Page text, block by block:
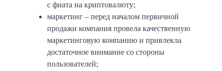
с фиата на криптовалюту;
маркетинг – перед началом первичной
продажи компания провела качественную
маркетинговую компанию и привлекла
достаточное внимание со стороны
пользователей;